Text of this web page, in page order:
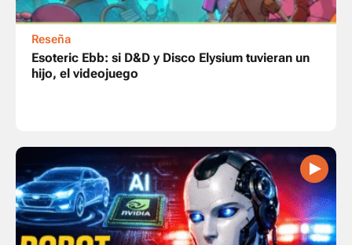
Reseña
Esoteric Ebb: si D&D y Disco Elysium tuvieran un
hijo, el videojuego